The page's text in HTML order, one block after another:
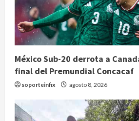
México Sub-20 derrota a
final del Premundial Concacaf
soporteinfix agosto 8, 2026